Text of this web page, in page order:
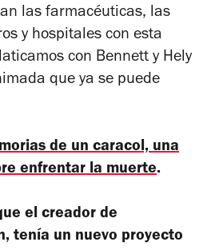
las farmacéuticas, las
y hospitales con esta
con Bennett y Hely
que ya se puede
de un caracol, una
enfrentar la muerte.
el creador de
tenía un nuevo proyecto